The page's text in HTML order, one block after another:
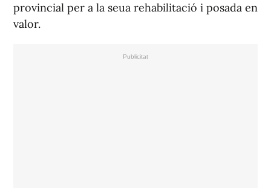
provincial per a la seua rehabilitació i posada en
valor.